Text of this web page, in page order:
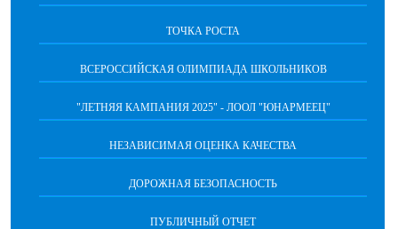
ТОЧКА РОСТА
ВСЕРОССИЙСКАЯ ОЛИМПИАДА ШКОЛЬНИКОВ
"ЛЕТНЯЯ КАМПАНИЯ 2025" - ЛООЛ "ЮНАРМЕЕЦ"
НЕЗАВИСИМАЯ ОЦЕНКА КАЧЕСТВА
ДОРОЖНАЯ БЕЗОПАСНОСТЬ
ПУБЛИЧНЫЙ ОТЧЕТ